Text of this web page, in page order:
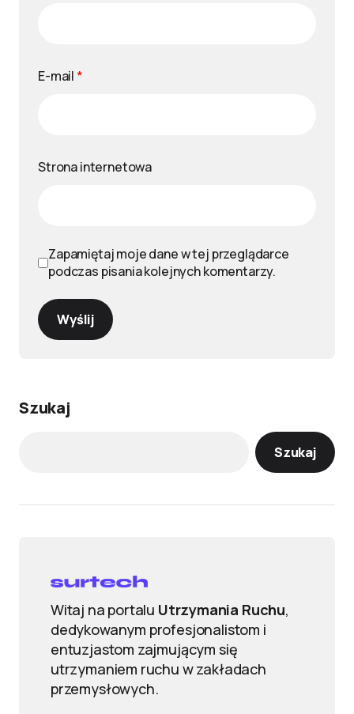
E-mail *
Strona internetowa
Zapamiętaj moje dane w tej przeglądarce
podczas pisania kolejnych komentarzy.
Wyślij
Szukaj
Szukaj
Witaj na portalu Utrzymania Ruchu,
dedykowanym profesjonalistom i
entuzjastom zajmującym się
utrzymaniem ruchu w zakładach
przemysłowych.